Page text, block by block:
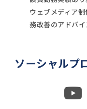
ウェブメディア
務改善のアドバイ
ソーシャルプ